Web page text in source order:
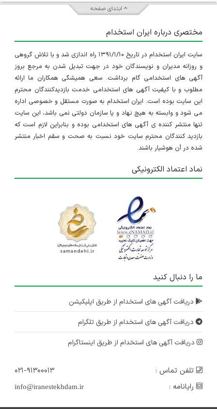
شرکت ساختمانی آسپان تجارت جهت تکمیل کادر دفتر فنی خود در پروژه باغ شهر كلاه فرنگي واقع در شهر رودهن از افراد واجد شرايط زير دعوت به همكاري مي نمايد
۵ سال پیش منقضی شده
استخدام کارشناس کنترل پروژه و کارشناس فاز دو کار معماری
تهران
۵ سال پیش منقضی شده
ابتدای صفحه
مختصری درباره ایران استخدام
سایت ایران استخدام در تاریخ ۱۳۹۱/۱/۱۰ راه اندازی شد و با تلاش گروهی
و روزانه مدیران و نویسندگان خود در جهت تبدیل شدن به مرجع بروز
آگهی های استخدامی گام برداشت. سعی همیشگی همکاران ما ارائه
مطلوب و با کیفیت آگهی های استخدامی خدمت بازدیدکنندگان محترم
این سایت بوده است. ایران استخدام به صورت مستقل و خصوصی اداره
می شود و وابسته به هیچ نهاد و یا سازمان دولتی نمی باشد، این سایت
تنها منتشر کننده ی آگهی های استخدامی بوده و بنابراین لازم است که
بازدید کنندگان محترم سایت خود نسبت به صحت و سقم اخبار منتشر
شده در آن هوشیار باشند.
نماد اعتماد الکترونیکی
ما را دنبال کنید
دریافت آگهی های استخدام از طریق اپلیکیشن
دریافت آگهی های استخدام از طریق تلگرام
دریافت آگهی های استخدام از طریق اینستاگرام
تلفن تماس :
۰۲۱-۹۱۳۰۰۰۱۳
رایانامه :
info@iranestekhdam.ir